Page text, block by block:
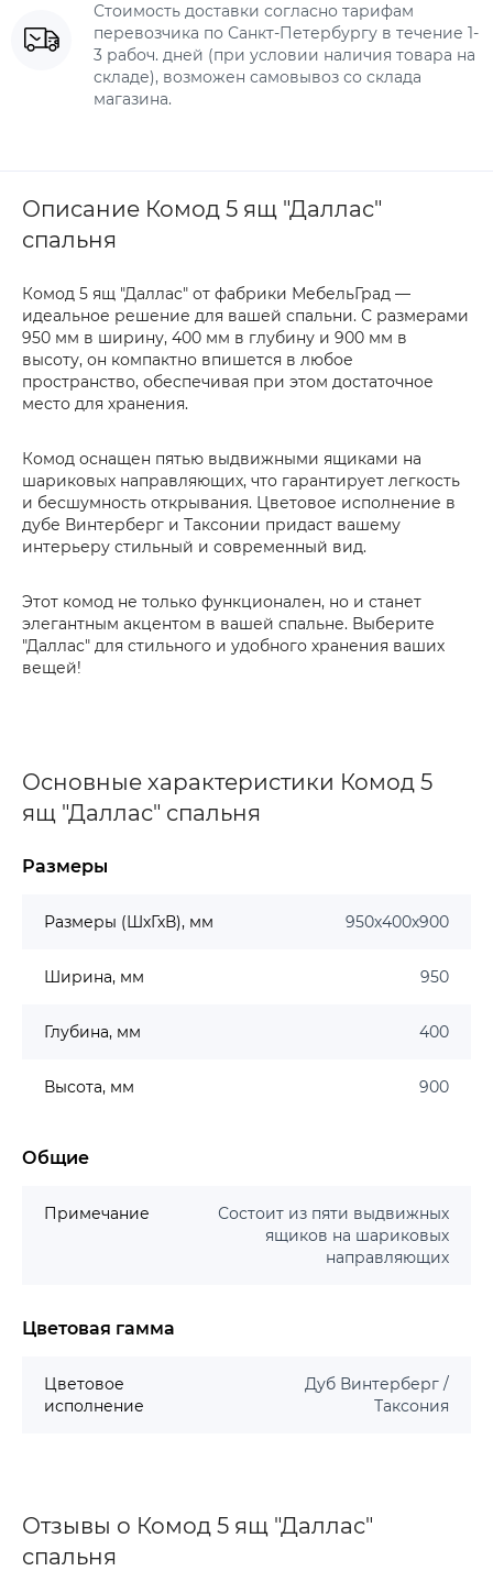
Стоимость доставки согласно тарифам
перевозчика по Санкт-Петербургу в течение 1-
3 рабоч. дней (при условии наличия товара на
складе), возможен самовывоз со склада
магазина.
Описание Комод 5 ящ "Даллас"
спальня
Комод 5 ящ "Даллас" от фабрики МебельГрад —
идеальное решение для вашей спальни. С размерами
950 мм в ширину, 400 мм в глубину и 900 мм в
высоту, он компактно впишется в любое
пространство, обеспечивая при этом достаточное
место для хранения.
Комод оснащен пятью выдвижными ящиками на
шариковых направляющих, что гарантирует легкость
и бесшумность открывания. Цветовое исполнение в
дубе Винтерберг и Таксонии придаст вашему
интерьеру стильный и современный вид.
Этот комод не только функционален, но и станет
элегантным акцентом в вашей спальне. Выберите
"Даллас" для стильного и удобного хранения ваших
вещей!
Основные характеристики Комод 5
ящ "Даллас" спальня
Размеры
Размеры (ШхГхВ), мм 950х400х900
Ширина, мм 950
Глубина, мм 400
Высота, мм 900
Общие
Примечание
Состоит из пяти выдвижных
ящиков на шариковых
направляющих
Цветовая гамма
Цветовое
исполнение
Дуб Винтерберг /
Таксония
Отзывы о Комод 5 ящ "Даллас"
спальня